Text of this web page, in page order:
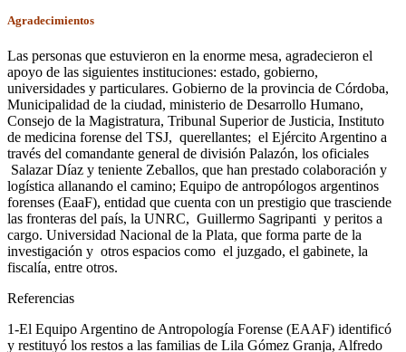
Agradecimientos
Las personas que estuvieron en la enorme mesa, agradecieron el
apoyo de las siguientes instituciones: estado, gobierno,
universidades y particulares. Gobierno de la provincia de Córdoba,
Municipalidad de la ciudad, ministerio de Desarrollo Humano,
Consejo de la Magistratura, Tribunal Superior de Justicia, Instituto
de medicina forense del TSJ, querellantes; el Ejército Argentino a
través del comandante general de división Palazón, los oficiales
Salazar Díaz y teniente Zeballos, que han prestado colaboración y
logística allanando el camino; Equipo de antropólogos argentinos
forenses (EaaF), entidad que cuenta con un prestigio que trasciende
las fronteras del país, la UNRC, Guillermo Sagripanti y peritos a
cargo. Universidad Nacional de la Plata, que forma parte de la
investigación y otros espacios como el juzgado, el gabinete, la
fiscalía, entre otros.
Referencias
1-El Equipo Argentino de Antropología Forense (EAAF) identificó
y restituyó los restos a las familias de Lila Gómez Granja, Alfredo